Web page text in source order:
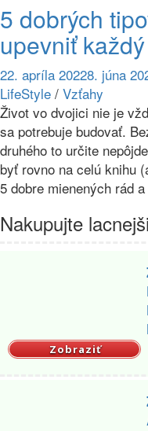
5 dobrých
upevniť
22. apríla 20228. júna
LifeStyle / Vzťahy
Život vo dvojici nie je
sa potrebuje budovať.
druhého to určite
byť rovno na celú knihu
5 dobre mienených rád a
Nakupujte
Zobraziť